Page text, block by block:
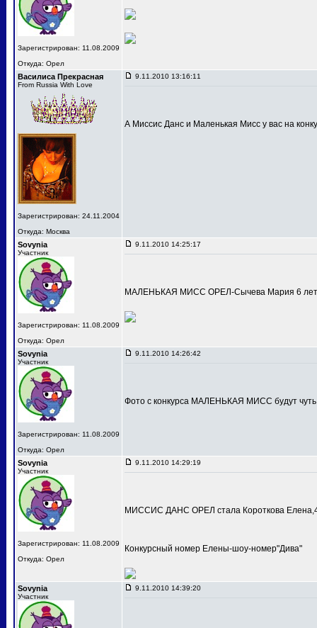
Зарегистрирован: 11.08.2009
Откуда: Орел
Василиса Прекрасная
From Russia With Love
Зарегистрирован: 24.11.2004
Откуда: Москва
9.11.2010 13:16:11
А Миссис Данс и Маленькая Мисс у вас на
Sovynia
Участник
Зарегистрирован: 11.08.2009
Откуда: Орел
9.11.2010 14:25:17
МАЛЕНЬКАЯ МИСС ОРЕЛ-Сычева Мария 6
Sovynia
Участник
Зарегистрирован: 11.08.2009
Откуда: Орел
9.11.2010 14:26:42
Фото с конкурса МАЛЕНЬКАЯ МИСС будут
Sovynia
Участник
Зарегистрирован: 11.08.2009
Откуда: Орел
9.11.2010 14:29:19
МИССИС ДАНС ОРЕЛ стала Короткова
Конкурсный номер Елены-шоу-номер"Дива"
Sovynia
Участник
9.11.2010 14:39:20